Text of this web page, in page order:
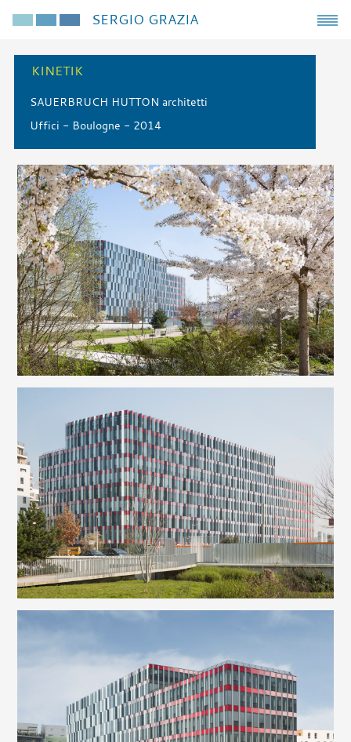
SERGIO GRAZIA
KINETIK
SAUERBRUCH HUTTON architetti
Uffici - Boulogne - 2014